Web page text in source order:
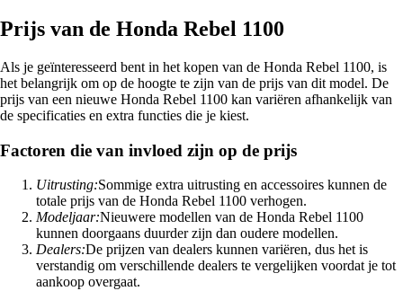
Prijs van de Honda Rebel 1100
Als je geïnteresseerd bent in het kopen van de Honda Rebel 1100, is
het belangrijk om op de hoogte te zijn van de prijs van dit model. De
prijs van een nieuwe Honda Rebel 1100 kan variëren afhankelijk van
de specificaties en extra functies die je kiest.
Factoren die van invloed zijn op de prijs
Uitrusting:Sommige extra uitrusting en accessoires kunnen de
totale prijs van de Honda Rebel 1100 verhogen.
Modeljaar:Nieuwere modellen van de Honda Rebel 1100
kunnen doorgaans duurder zijn dan oudere modellen.
Dealers:De prijzen van dealers kunnen variëren, dus het is
verstandig om verschillende dealers te vergelijken voordat je tot
aankoop overgaat.